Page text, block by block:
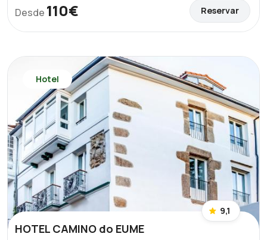
Desde 110€ Reservar
Hotel
9,1
HOTEL CAMINO do EUME